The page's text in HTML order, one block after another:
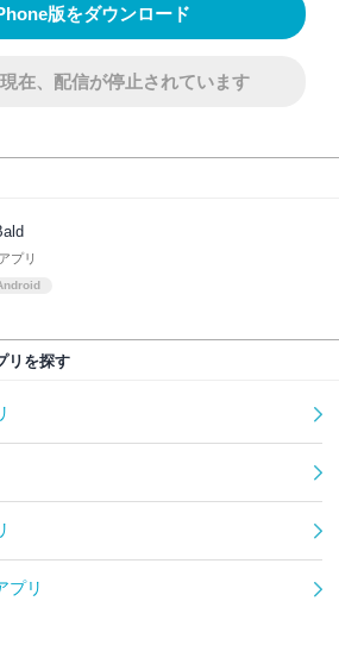
版をダウンロード
在、配信が停止されています
プリ
リを探す
プリ